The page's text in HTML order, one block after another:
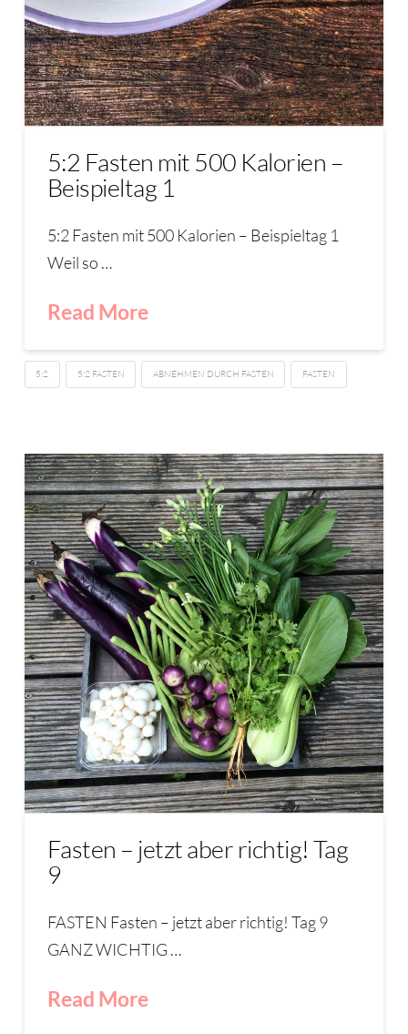
5:2 Fasten mit 500 Kalorien –
Beispieltag 1
5:2 Fasten mit 500 Kalorien – Beispieltag 1
Weil so …
Read More
5:2 5:2 FASTEN ABNEHMEN DURCH FASTEN FASTEN
Fasten – jetzt aber richtig! Tag
9
FASTEN Fasten – jetzt aber richtig! Tag 9
GANZ WICHTIG …
Read More